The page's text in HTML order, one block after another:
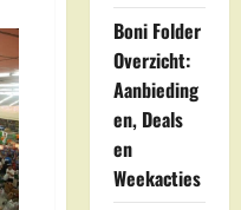
Boni Folder
Overzicht:
Aanbieding
en, Deals
en
Weekacties